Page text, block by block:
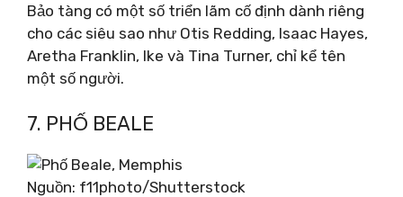
Bảo tàng có một số triển lãm cố định dành riêng
cho các siêu sao như Otis Redding, Isaac Hayes,
Aretha Franklin, Ike và Tina Turner, chỉ kể tên
một số người.
7. PHỐ BEALE
Nguồn: f11photo/Shutterstock